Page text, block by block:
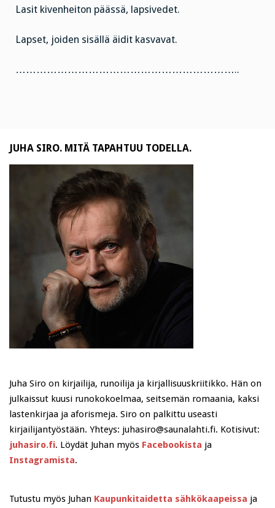
Lasit kivenheiton päässä, lapsivedet.
Lapset, joiden sisällä äidit kasvavat.
………………………………………………………..
JUHA SIRO. MITÄ TAPAHTUU TODELLA.
Juha Siro on kirjailija, runoilija ja kirjallisuuskriitikko. Hän on
julkaissut kuusi runokokoelmaa, seitsemän romaania, kaksi
lastenkirjaa ja aforismeja. Siro on palkittu useasti
kirjailijantyöstään. Yhteys: juhasiro@saunalahti.fi. Kotisivut:
juhasiro.fi. Löydät Juhan myös Facebookista ja
Instagramista.
Tutustu myös Juhan Kaupunkitaidetta sähkökaapeissa ja